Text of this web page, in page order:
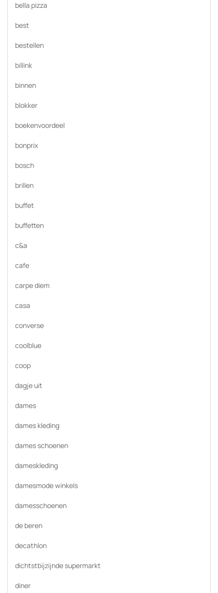
bella pizza
best
bestellen
billink
binnen
blokker
boekenvoordeel
bonprix
bosch
brillen
buffet
buffetten
c&a
cafe
carpe diem
casa
converse
coolblue
coop
dagje uit
dames
dames kleding
dames schoenen
dameskleding
damesmode winkels
damesschoenen
de beren
decathlon
dichtstbijzijnde supermarkt
diner